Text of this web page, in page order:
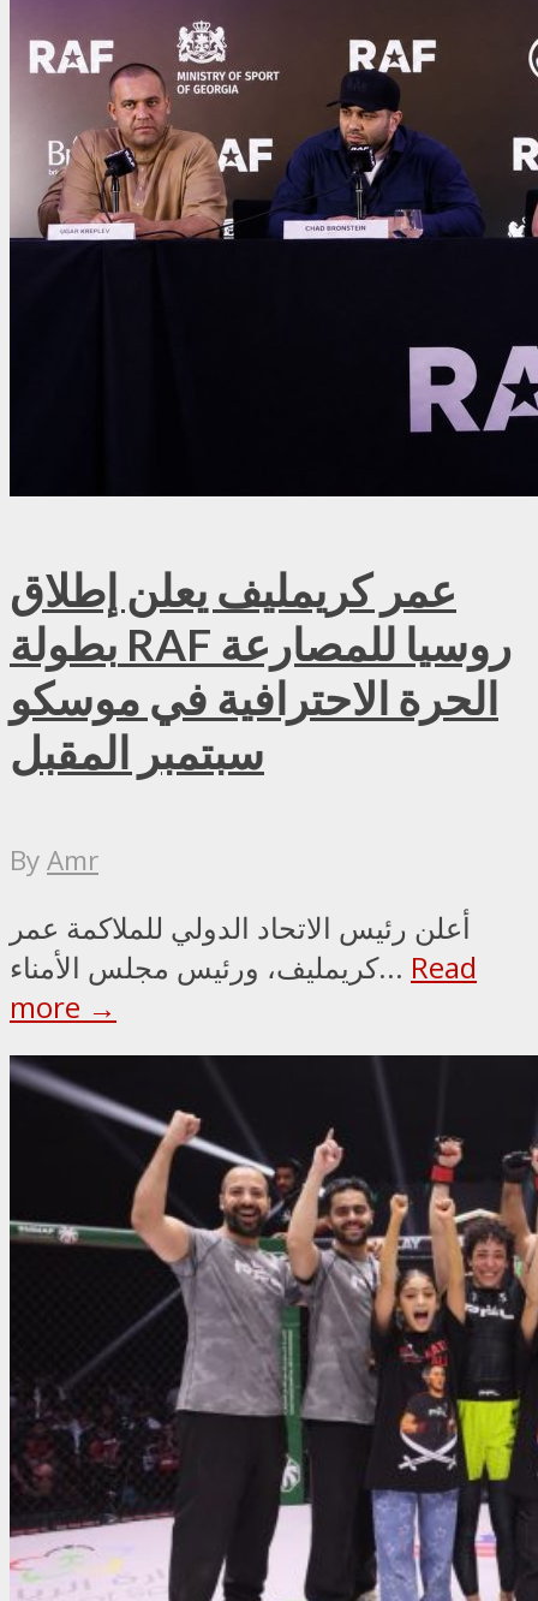
عمر كريمليف يعلن إطلاق
بطولة RAF روسيا للمصارعة
الحرة الاحترافية في موسكو
سبتمبر المقبل
ByAmr
أعلن رئيس الاتحاد الدولي للملاكمة عمر
كريمليف، ورئيس مجلس الأمناء... Read
more →